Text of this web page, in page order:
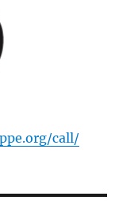
call/